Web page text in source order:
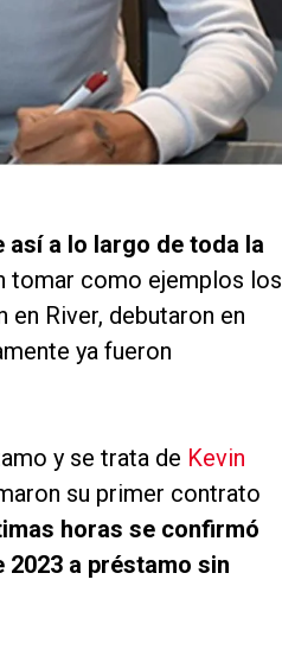
así a lo largo de toda la
tomar como ejemplos los
River, debutaron en
ya fueron
y se trata de Kevin
su primer contrato
horas se confirmó
a préstamo sin